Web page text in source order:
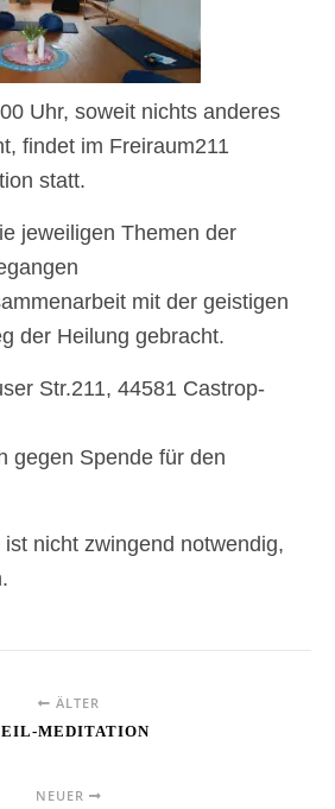
Uhr, soweit nichts anderes
findet im Freiraum211
statt.
jeweiligen Themen der
mit der geistigen
der Heilung gebracht.
Str.211, 44581 Castrop-
gegen Spende für den
nicht zwingend notwendig,
ÄLTER
MEDITATION
NEUER